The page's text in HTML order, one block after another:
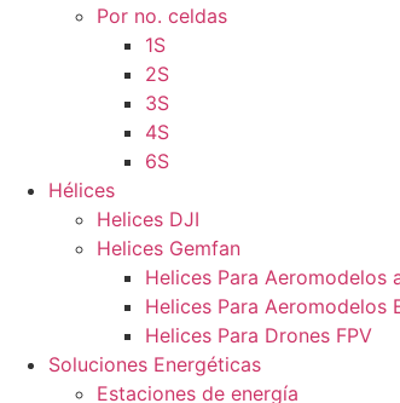
Por no. celdas
1S
2S
3S
4S
6S
Hélices
Helices DJI
Helices Gemfan
Helices Para Aeromodelos
Helices Para Aeromodelos
Helices Para Drones FPV
Soluciones Energéticas
Estaciones de energía